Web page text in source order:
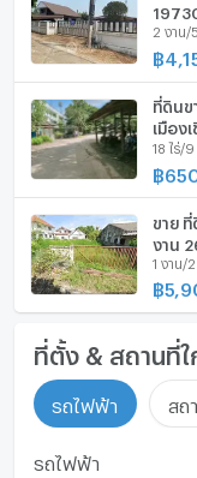
2 งาน/
฿
ที่ดินข
เมือง
18 ไร่/9
฿
ขาย ที่
งาน
เชียง
1 งาน/
฿
ที่ตั้ง & สถานที่ใ
รถไฟฟ้า สถ
รถไฟฟ้า